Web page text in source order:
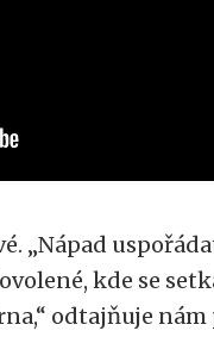
„Nápad
kde se
odtajňuje